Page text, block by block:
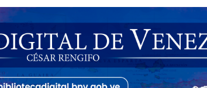
año CXXXIII Mes V, Caracas 09 de marzo de
Bor